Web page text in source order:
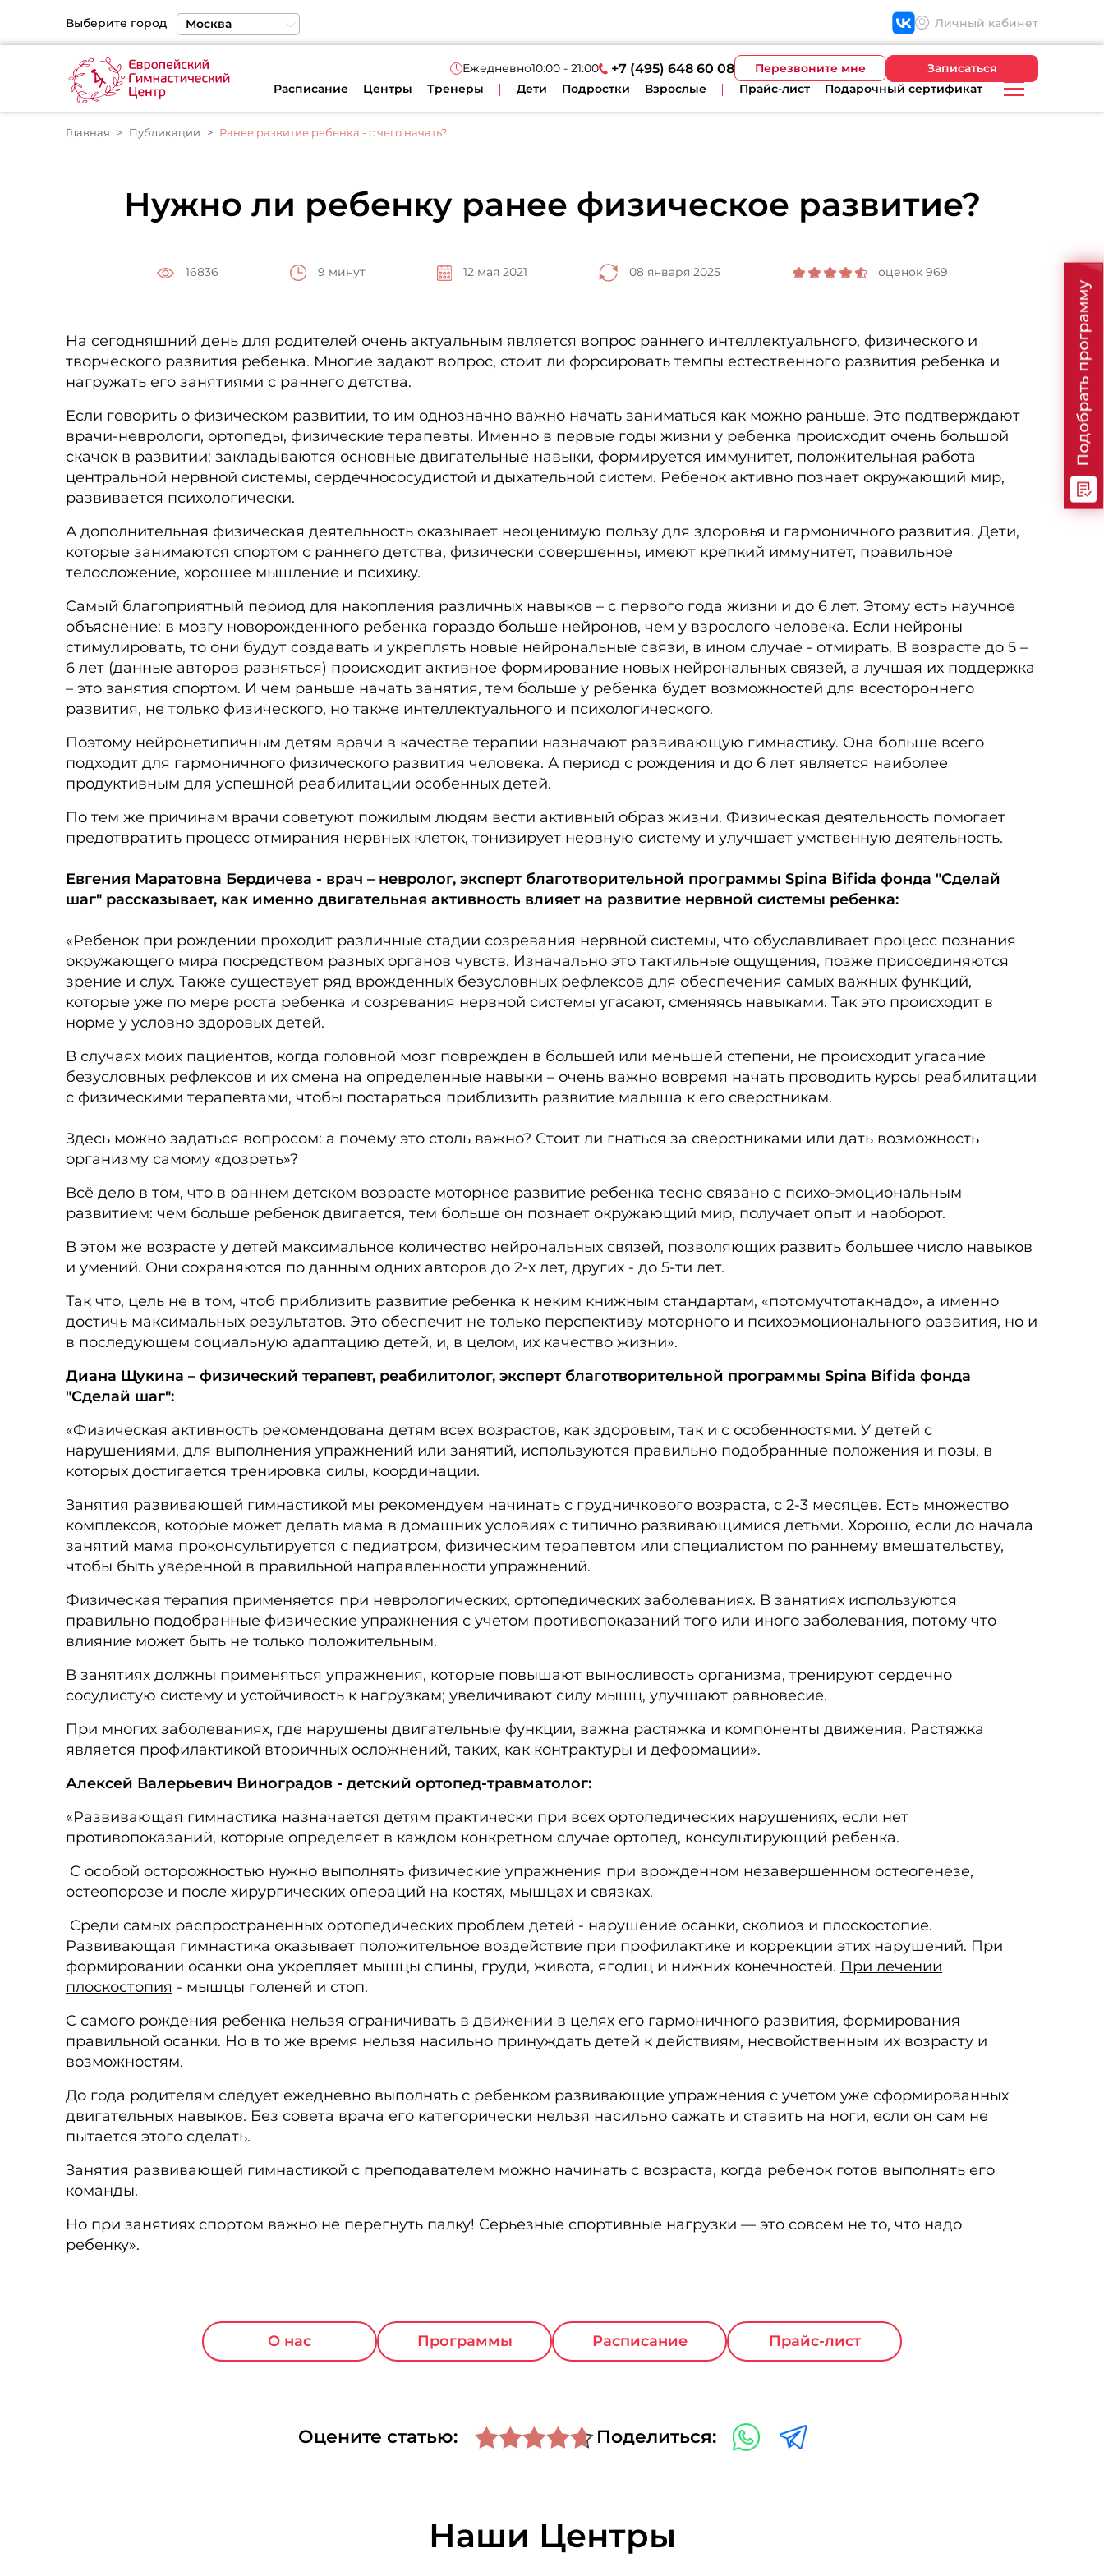
Подобрать программу
Выберите город
Москва
Санкт-Петербург
Екатеринбург
Личный кабинет
Ежедневно10:00 - 21:00 +7 (495) 648 60 08 Перезвоните мне
Записаться
Расписание
Центры Тренеры Дети Подростки Взрослые Прайс-лист Подарочный сертификат
Главная Публикации Ранее развитие ребенка - с чего начать?
Нужно ли ребенку ранее физическое развитие?
16836 9 минут 12 мая 2021 08 января 2025 оценок 969
На сегодняшний день для родителей очень актуальным является вопрос раннего интеллектуального, физического и
творческого развития ребенка. Многие задают вопрос, стоит ли форсировать темпы естественного развития ребенка и
нагружать его занятиями с раннего детства.
Если говорить о физическом развитии, то им однозначно важно начать заниматься как можно раньше. Это подтверждают
врачи-неврологи, ортопеды, физические терапевты. Именно в первые годы жизни у ребенка происходит очень большой
скачок в развитии: закладываются основные двигательные навыки, формируется иммунитет, положительная работа
центральной нервной системы, сердечнососудистой и дыхательной систем. Ребенок активно познает окружающий мир,
развивается психологически.
А дополнительная физическая деятельность оказывает неоценимую пользу для здоровья и гармоничного развития. Дети,
которые занимаются спортом с раннего детства, физически совершенны, имеют крепкий иммунитет, правильное
телосложение, хорошее мышление и психику.
Самый благоприятный период для накопления различных навыков – с первого года жизни и до 6 лет. Этому есть научное
объяснение: в мозгу новорожденного ребенка гораздо больше нейронов, чем у взрослого человека. Если нейроны
стимулировать, то они будут создавать и укреплять новые нейрональные связи, в ином случае - отмирать. В возрасте до 5 –
6 лет (данные авторов разняться) происходит активное формирование новых нейрональных связей, а лучшая их поддержка
– это занятия спортом. И чем раньше начать занятия, тем больше у ребенка будет возможностей для всестороннего
развития, не только физического, но также интеллектуального и психологического.
Поэтому нейронетипичным детям врачи в качестве терапии назначают развивающую гимнастику. Она больше всего
подходит для гармоничного физического развития человека. А период с рождения и до 6 лет является наиболее
продуктивным для успешной реабилитации особенных детей.
По тем же причинам врачи советуют пожилым людям вести активный образ жизни. Физическая деятельность помогает
предотвратить процесс отмирания нервных клеток, тонизирует нервную систему и улучшает умственную деятельность.
Евгения Маратовна Бердичева - врач – невролог, эксперт благотворительной программы Spina Bifida фонда "Сделай
шаг" рассказывает, как именно двигательная активность влияет на развитие нервной системы ребенка:
«Ребенок при рождении проходит различные стадии созревания нервной системы, что обуславливает процесс познания
окружающего мира посредством разных органов чувств. Изначально это тактильные ощущения, позже присоединяются
зрение и слух. Также существует ряд врожденных безусловных рефлексов для обеспечения самых важных функций,
которые уже по мере роста ребенка и созревания нервной системы угасают, сменяясь навыками. Так это происходит в
норме у условно здоровых детей.
В случаях моих пациентов, когда головной мозг поврежден в большей или меньшей степени, не происходит угасание
безусловных рефлексов и их смена на определенные навыки – очень важно вовремя начать проводить курсы реабилитации
с физическими терапевтами, чтобы постараться приблизить развитие малыша к его сверстникам.
Здесь можно задаться вопросом: а почему это столь важно? Стоит ли гнаться за сверстниками или дать возможность
организму самому «дозреть»?
Всё дело в том, что в раннем детском возрасте моторное развитие ребенка тесно связано с психо-эмоциональным
развитием: чем больше ребенок двигается, тем больше он познает окружающий мир, получает опыт и наоборот.
В этом же возрасте у детей максимальное количество нейрональных связей, позволяющих развить большее число навыков
и умений. Они сохраняются по данным одних авторов до 2-х лет, других - до 5-ти лет.
Так что, цель не в том, чтоб приблизить развитие ребенка к неким книжным стандартам, «потомучтотакнадо», а именно
достичь максимальных результатов. Это обеспечит не только перспективу моторного и психоэмоционального развития, но и
в последующем социальную адаптацию детей, и, в целом, их качество жизни».
Диана Щукина – физический терапевт, реабилитолог, эксперт благотворительной программы Spina Bifida фонда
"Сделай шаг":
«Физическая активность рекомендована детям всех возрастов, как здоровым, так и с особенностями. У детей с
нарушениями, для выполнения упражнений или занятий, используются правильно подобранные положения и позы, в
которых достигается тренировка силы, координации.
Занятия развивающей гимнастикой мы рекомендуем начинать с грудничкового возраста, с 2-3 месяцев. Есть множество
комплексов, которые может делать мама в домашних условиях с типично развивающимися детьми. Хорошо, если до начала
занятий мама проконсультируется с педиатром, физическим терапевтом или специалистом по раннему вмешательству,
чтобы быть уверенной в правильной направленности упражнений.
Физическая терапия применяется при неврологических, ортопедических заболеваниях. В занятиях используются
правильно подобранные физические упражнения с учетом противопоказаний того или иного заболевания, потому что
влияние может быть не только положительным.
В занятиях должны применяться упражнения, которые повышают выносливость организма, тренируют сердечно
сосудистую систему и устойчивость к нагрузкам; увеличивают силу мышц, улучшают равновесие.
При многих заболеваниях, где нарушены двигательные функции, важна растяжка и компоненты движения. Растяжка
является профилактикой вторичных осложнений, таких, как контрактуры и деформации».
Алексей Валерьевич Виноградов - детский ортопед-травматолог:
«Развивающая гимнастика назначается детям практически при всех ортопедических нарушениях, если нет
противопоказаний, которые определяет в каждом конкретном случае ортопед, консультирующий ребенка.
С особой осторожностью нужно выполнять физические упражнения при врожденном незавершенном остеогенезе,
остеопорозе и после хирургических операций на костях, мышцах и связках.
Среди самых распространенных ортопедических проблем детей - нарушение осанки, сколиоз и плоскостопие.
Развивающая гимнастика оказывает положительное воздействие при профилактике и коррекции этих нарушений. При
формировании осанки она укрепляет мышцы спины, груди, живота, ягодиц и нижних конечностей. При лечении
плоскостопия - мышцы голеней и стоп.
С самого рождения ребенка нельзя ограничивать в движении в целях его гармоничного развития, формирования
правильной осанки. Но в то же время нельзя насильно принуждать детей к действиям, несвойственным их возрасту и
возможностям.
До года родителям следует ежедневно выполнять с ребенком развивающие упражнения с учетом уже сформированных
двигательных навыков. Без совета врача его категорически нельзя насильно сажать и ставить на ноги, если он сам не
пытается этого сделать.
Занятия развивающей гимнастикой с преподавателем можно начинать с возраста, когда ребенок готов выполнять его
команды.
Но при занятиях спортом важно не перегнуть палку! Серьезные спортивные нагрузки — это совсем не то, что надо
ребенку».
О нас Программы Расписание Прайс-лист
Оцените статью: Поделиться:
Наши Центры